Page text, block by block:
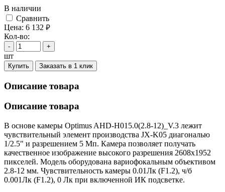
В наличии
Cравнить
Цена: 6 132 руб.
Кол-во:
- +
шт
Купить Заказать в 1 клик
Описание товара
Описание товара
В основе камеры Optimus AHD-H015.0(2.8-12)_V.3 лежит
чувствительный элемент производства JX-K05 диагональю
1/2.5" и разрешением 5 Мп. Камера позволяет получать
качественное изображение высокого разрешения 2608х1952
пикселей. Модель оборудована вариофокальным объективом
2.8-12 мм. Чувствительность камеры 0.01Лк (F1.2), ч/б
0.001Лк (F1.2), 0 Лк при включенной ИК подсветке.